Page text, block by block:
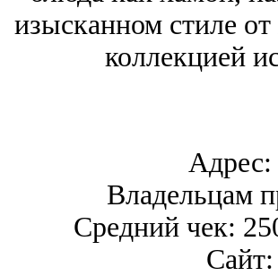
изысканном стиле
коллекцией
Адрес:
Владельцам
Средний чек:
Сайт: